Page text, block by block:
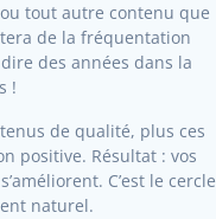
tout autre contenu que
de la fréquentation
des années dans la
!
de qualité, plus ces
positive. Résultat : vos
C’est le cercle
naturel.